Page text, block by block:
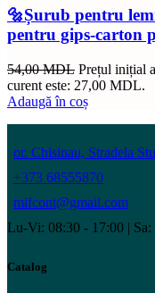
🔩Șurub pentru
pentru gips-carton
54,00MDL Prețul inițial
curent este: 27,00 MDL.
Adaugă în coș
or. Chisinau, Stradela
+373 68555870
mifcont@gmail.com
Lu-Vi: 08:30 - 17:00 |
Catalog